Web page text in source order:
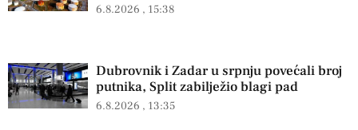
6.8.2026 15:38
Dubrovnik i Zadar u srpnju povećali broj
putnika, Split zabilježio blagi pad
6.8.2026 13:35